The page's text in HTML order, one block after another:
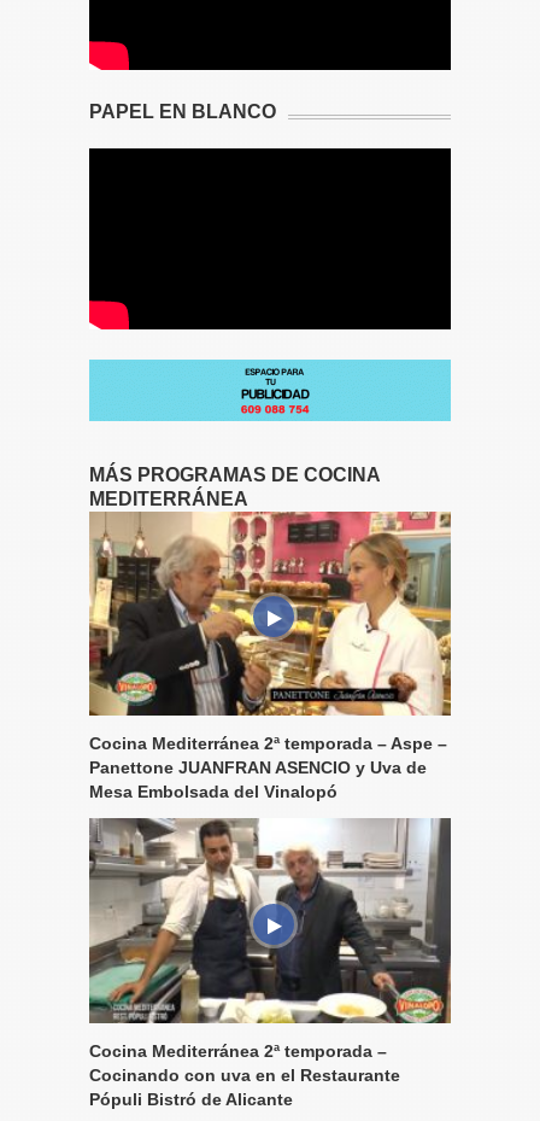
PAPEL EN BLANCO
MÁS PROGRAMAS DE COCINA
MEDITERRÁNEA
Cocina Mediterránea 2ª temporada – Aspe –
Panettone JUANFRAN ASENCIO y Uva de
Mesa Embolsada del Vinalopó
Cocina Mediterránea 2ª temporada –
Cocinando con uva en el Restaurante
Pópuli Bistró de Alicante